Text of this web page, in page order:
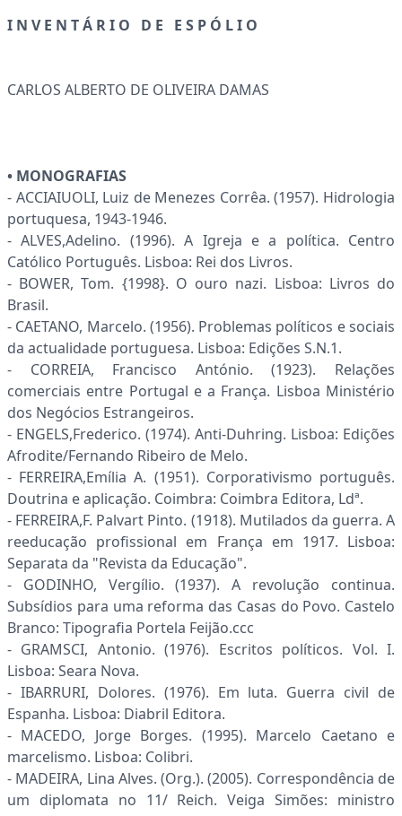
I N V E N T Á R I O D E E S P Ó L I O
CARLOS ALBERTO DE OLIVEIRA DAMAS
• MONOGRAFIAS
- ACCIAIUOLI, Luiz de Menezes Corrêa. (1957). Hidrologia
portuquesa, 1943-1946.
- ALVES,Adelino. (1996). A Igreja e a política. Centro
Católico Português. Lisboa: Rei dos Livros.
- BOWER, Tom. {1998}. O ouro nazi. Lisboa: Livros do
Brasil.
- CAETANO, Marcelo. (1956). Problemas políticos e sociais
da actualidade portuguesa. Lisboa: Edições S.N.1.
- CORREIA, Francisco António. (1923). Relações
comerciais entre Portugal e a França. Lisboa Ministério
dos Negócios Estrangeiros.
- ENGELS,Frederico. (1974). Anti-Duhring. Lisboa: Edições
Afrodite/Fernando Ribeiro de Melo.
- FERREIRA,Emília A. (1951). Corporativismo português.
Doutrina e aplicação. Coimbra: Coimbra Editora, Ldª.
- FERREIRA,F. Palvart Pinto. (1918). Mutilados da guerra. A
reeducação profissional em França em 1917. Lisboa:
Separata da "Revista da Educação".
- GODINHO, Vergílio. (1937). A revolução continua.
Subsídios para uma reforma das Casas do Povo. Castelo
Branco: Tipografia Portela Feijão.ccc
- GRAMSCI, Antonio. (1976). Escritos políticos. Vol. I.
Lisboa: Seara Nova.
- IBARRURI, Dolores. (1976). Em luta. Guerra civil de
Espanha. Lisboa: Diabril Editora.
- MACEDO, Jorge Borges. (1995). Marcelo Caetano e
marcelismo. Lisboa: Colibri.
- MADEIRA, Lina Alves. (Org.). (2005). Correspondência de
um diplomata no 11/ Reich. Veiga Simões: ministro